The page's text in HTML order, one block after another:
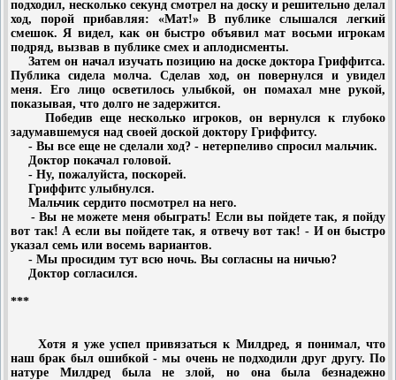
подходил, несколько секунд смотрел на доску и решительно делал
ход, порой прибавляя: «Мат!» В публике слышался легкий
смешок. Я видел, как он быстро объявил мат восьми игрокам
подряд, вызвав в публике смех и аплодисменты.
Затем он начал изучать позицию на доске доктора Гриффитса.
Публика сидела молча. Сделав ход, он повернулся и увидел
меня. Его лицо осветилось улыбкой, он помахал мне рукой,
показывая, что долго не задержится.
Победив еще несколько игроков, он вернулся к глубоко
задумавшемуся над своей доской доктору Гриффитсу.
- Вы все еще не сделали ход? - нетерпеливо спросил мальчик.
Доктор покачал головой.
- Ну, пожалуйста, поскорей.
Гриффитс улыбнулся.
Мальчик сердито посмотрел на него.
- Вы не можете меня обыграть! Если вы пойдете так, я пойду
вот так! А если вы пойдете так, я отвечу вот так! - И он быстро
указал семь или восемь вариантов.
- Мы просидим тут всю ночь. Вы согласны на ничью?
Доктор согласился.
***
Хотя я уже успел привязаться к Милдред, я понимал, что
наш брак был ошибкой - мы очень не подходили друг другу. По
натуре Милдред была не злой, но она была безнадежно